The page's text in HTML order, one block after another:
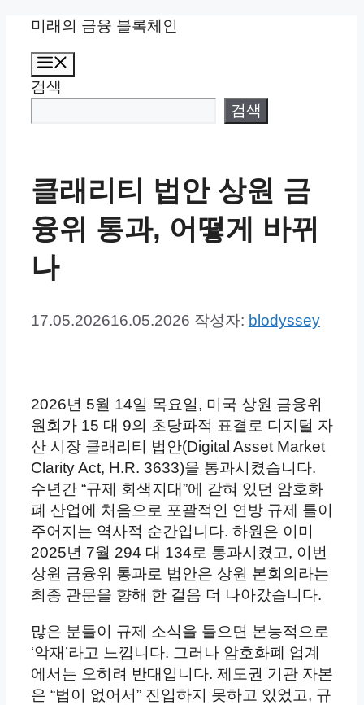
미래의 금융 블록체인
검색
검색
클래리티 법안 상원 금
융위 통과, 어떻게 바뀌
나
17.05.202616.05.2026 작성자: blodyssey
2026년 5월 14일 목요일, 미국 상원 금융위
원회가 15 대 9의 초당파적 표결로 디지털 자
산 시장 클래리티 법안(Digital Asset Market
Clarity Act, H.R. 3633)을 통과시켰습니다.
수년간 “규제 회색지대”에 갇혀 있던 암호화
폐 산업에 처음으로 포괄적인 연방 규제 틀이
주어지는 역사적 순간입니다. 하원은 이미
2025년 7월 294 대 134로 통과시켰고, 이번
상원 금융위 통과로 법안은 상원 본회의라는
최종 관문을 향해 한 걸음 더 나아갔습니다.
많은 분들이 규제 소식을 들으면 본능적으로
‘악재’라고 느낍니다. 그러나 암호화폐 업계
에서는 오히려 반대입니다. 제도권 기관 자본
은 “법이 없어서” 진입하지 못하고 있었고, 규